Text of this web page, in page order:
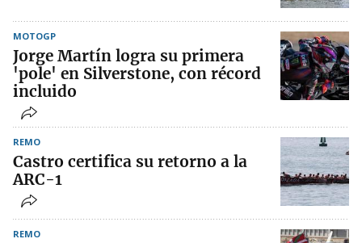
MOTOGP
Jorge Martín logra su primera
'pole' en Silverstone, con récord
incluido
REMO
Castro certifica su retorno a la
ARC-1
REMO